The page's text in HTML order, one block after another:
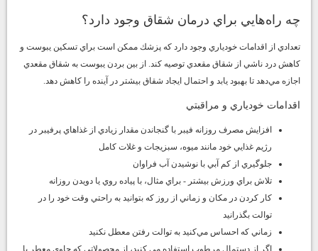
چه راه‌هايي براي درمان شقاق وجود دارد؟
تعدادي از اقدامات خودياري وجود دارد كه پزشك ممكن است براي تسكين يبوست و
كاهش درد ناشي از شقاق مقعدي توصيه كند. از بين بردن يبوست به شقاق مقعدي
اجازه مي‌دهد تا بهبود يابد و احتمال ايجاد شقاق بيشتر در آينده را كاهش دهد.
اقدامات خودياري و مراقبتي
افزايش مصرف روزانه فيبر با گنجاندن مقدار زيادي از غذاهاي پرفيبر در
رژيم غذايي خود مانند ميوه، سبزيجات و غلات كامل
جلوگيري از كم آبي با نوشيدن آب فراوان
تلاش براي ورزش بيشتر - براي مثال، با پياده روي يا دويدن روزانه
كار كردن در مكان و زماني از روز كه بتوانيد به راحتي وقت خود را در
توالت بگذرانيد
زماني كه احساس مي‌كنيد به توالت رفتن معطل نكنيد